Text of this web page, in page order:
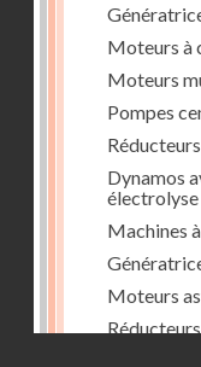
Moteurs à
Moteurs
Pompes
Dynamos
électrolyse
Machines
Moteurs